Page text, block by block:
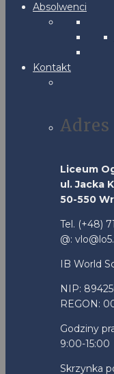
Absolwenci
Kontakt
Adres
Liceum
ul. Jacka
50-550
Tel. (+48)
@:
IB World
NIP:
REGON:
Godziny
9:00-15:00
Skrzynka